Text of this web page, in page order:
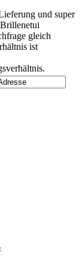
und super
gleich
ist